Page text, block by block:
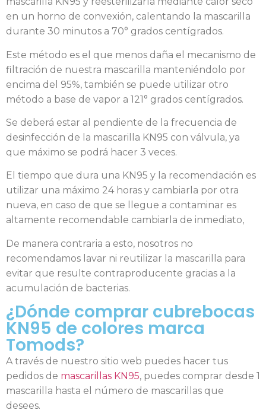
en un horno de convexión, calentando la mascarilla
durante 30 minutos a 70° grados centígrados.
Este método es el que menos daña el mecanismo de
filtración de nuestra mascarilla manteniéndolo por
encima del 95%, también se puede utilizar otro
método a base de vapor a 121° grados centígrados.
Se deberá estar al pendiente de la frecuencia de
desinfección de la mascarilla KN95 con válvula, ya
que máximo se podrá hacer 3 veces.
El tiempo que dura una KN95 y la recomendación es
utilizar una máximo 24 horas y cambiarla por otra
nueva, en caso de que se llegue a contaminar es
altamente recomendable cambiarla de inmediato,
De manera contraria a esto, nosotros no
recomendamos lavar ni reutilizar la mascarilla para
evitar que resulte contraproducente gracias a la
acumulación de bacterias.
¿Dónde comprar cubrebocas
KN95 de colores marca
Tomods?
A través de nuestro sitio web puedes hacer tus
pedidos de mascarillas KN95, puedes comprar desde 1
mascarilla hasta el número de mascarillas que
desees.